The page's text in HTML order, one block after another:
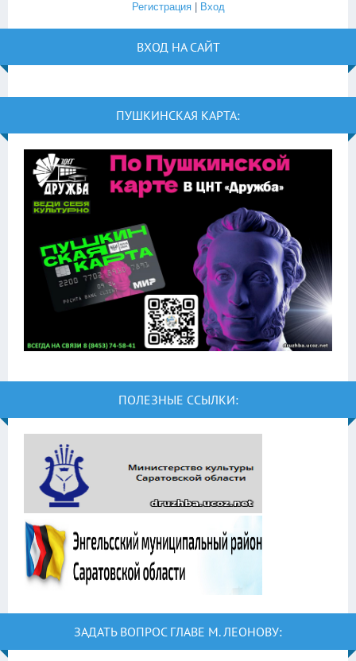
Регистрация| Вход
ВХОД НА САЙТ
ПУШКИНСКАЯ КАРТА:
ПОЛЕЗНЫЕ ССЫЛКИ:
ЗАДАТЬ ВОПРОС ГЛАВЕ М. ЛЕОНОВУ: